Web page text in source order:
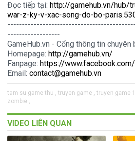
Đọc tiếp tại: http://gamehub.vn/hub/
war-z-ky-v-xac-song-do-bo-
------------------
GameHub.vn - Cổng thông tin
Homepage: http://gamehub.vn/
Fanpage: https://
Email: contact@gamehub.vn
tam su game thu , truyen game , truyen game
zombie ,
VIDEO LIÊN QUAN